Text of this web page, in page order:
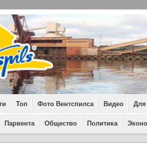
Топ Фото Вентспилса Видео Для
Парвента Общество Политика